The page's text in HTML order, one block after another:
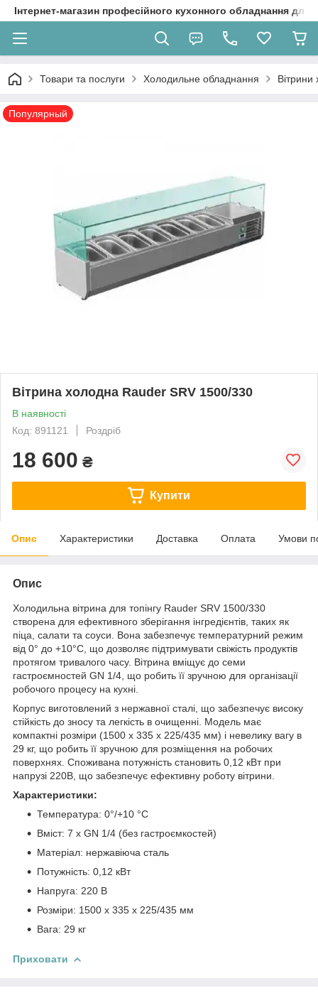
Інтернет-магазин професійного кухонного обладнання
Товари та послуги Холодильне обладнання Вітрини
Популярный
Вітрина холодна Rauder SRV 1500/330
В наявності
Код: 891121
Роздріб
18 600 ₴
Купити
Опис Характеристики Доставка Оплата Умови
Опис
Холодильна вітрина для топінгу Rauder SRV 1500/330
створена для ефективного зберігання інгредієнтів, таких як
піца, салати та соуси. Вона забезпечує температурний режим
від 0° до +10°C, що дозволяє підтримувати свіжість продуктів
протягом тривалого часу. Вітрина вміщує до семи
гастроємностей GN 1/4, що робить її зручною для організації
робочого процесу на кухні.
Корпус виготовлений з нержавної сталі, що забезпечує високу
стійкість до зносу та легкість в очищенні. Модель має
компактні розміри (1500 x 335 x 225/435 мм) і невелику вагу в
29 кг, що робить її зручною для розміщення на робочих
поверхнях. Споживана потужність становить 0,12 кВт при
напрузі 220В, що забезпечує ефективну роботу вітрини.
Характеристики:
Температура: 0°/+10 °C
Вміст: 7 x GN 1/4 (без гастроємкостей)
Матеріал: нержавіюча сталь
Потужність: 0,12 кВт
Напруга: 220 В
Розміри: 1500 x 335 x 225/435 мм
Вага: 29 кг
Приховати